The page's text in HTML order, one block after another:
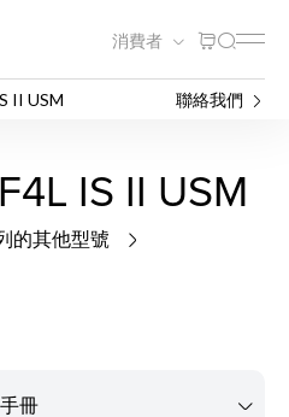
消費者
II USM 聯絡我們
IS II USM
的其他型號
手冊